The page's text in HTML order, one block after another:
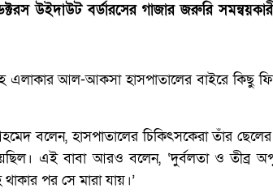
উইদাউট বর্ডারসের গাজার জরুরি
এলাকার আল-আকসা হাসপাতালের বাইরে কিছু
বলেন, হাসপাতালের চিকিৎসকেরা তাঁর
এই বাবা আরও বলেন, ‘দুর্বলতা ও তীব্র
পর সে মারা যায়।’